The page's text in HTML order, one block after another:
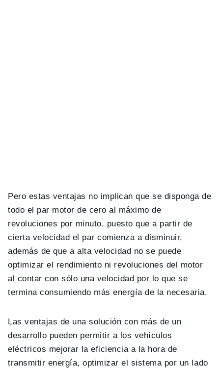
Pero estas ventajas no implican que se disponga de
todo el par motor de cero al máximo de
revoluciones por minuto, puesto que a partir de
cierta velocidad el par comienza a disminuir,
además de que a alta velocidad no se puede
optimizar el rendimiento ni revoluciones del motor
al contar con sólo una velocidad por lo que se
termina consumiendo más energía de la necesaria.
Las ventajas de una solución con más de un
desarrollo pueden permitir a los vehículos
eléctricos mejorar la eficiencia a la hora de
transmitir energía, optimizar el sistema por un lado